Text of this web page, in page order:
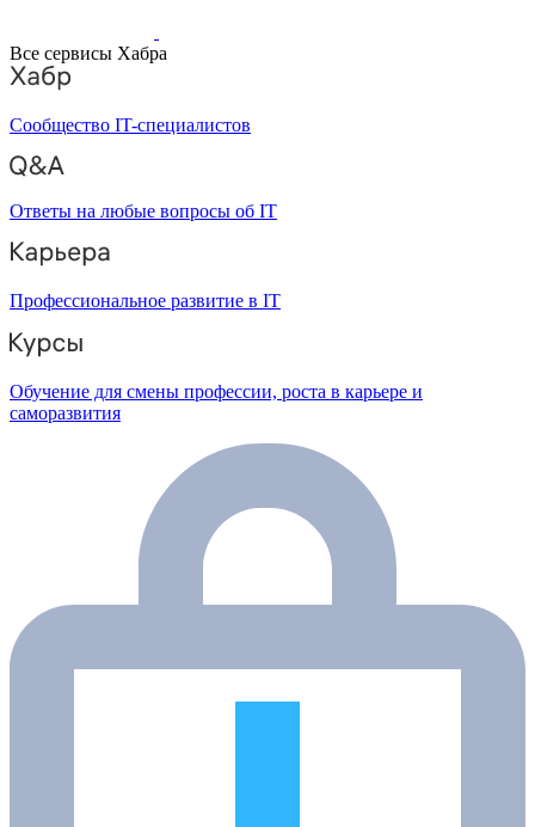
Все сервисы Хабра
Сообщество IT-специалистов
Ответы на любые вопросы об IT
Профессиональное развитие в IT
Обучение для смены профессии, роста в карьере и
саморазвития